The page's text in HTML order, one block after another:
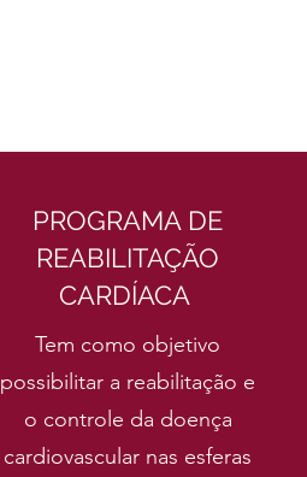
PROGRAMA DE
REABILITAÇÃO
CARDÍACA
Tem como objetivo
possibilitar a reabilitação e
o controle da doença
cardiovascular nas esferas